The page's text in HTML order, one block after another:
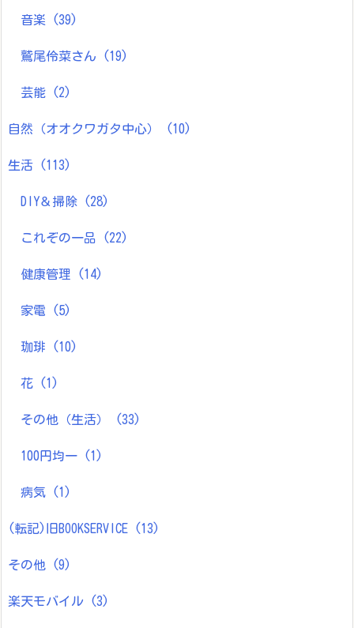
音楽 (39)
鷲尾伶菜さん (19)
芸能 (2)
自然（オオクワガタ中心） (10)
生活 (113)
DIY＆掃除 (28)
これぞの一品 (22)
健康管理 (14)
家電 (5)
珈琲 (10)
花 (1)
その他（生活） (33)
100円均一 (1)
病気 (1)
(転記)旧BOOKSERVICE (13)
その他 (9)
楽天モバイル (3)